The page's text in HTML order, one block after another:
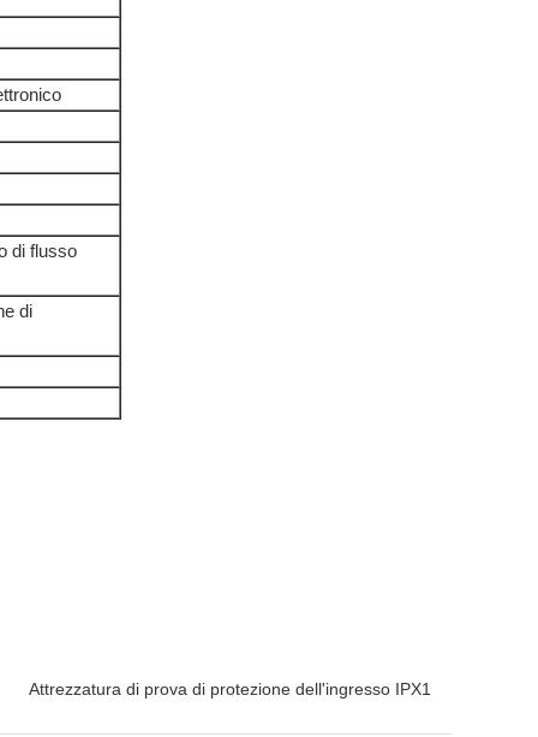
di flusso
di
Attrezzatura di prova di protezione dell'ingresso IPX1